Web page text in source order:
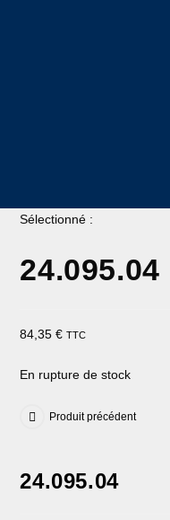
Sélectionné :
24.095.04
84,35€ TTC
En rupture de stock
Produit précédent
24.095.04